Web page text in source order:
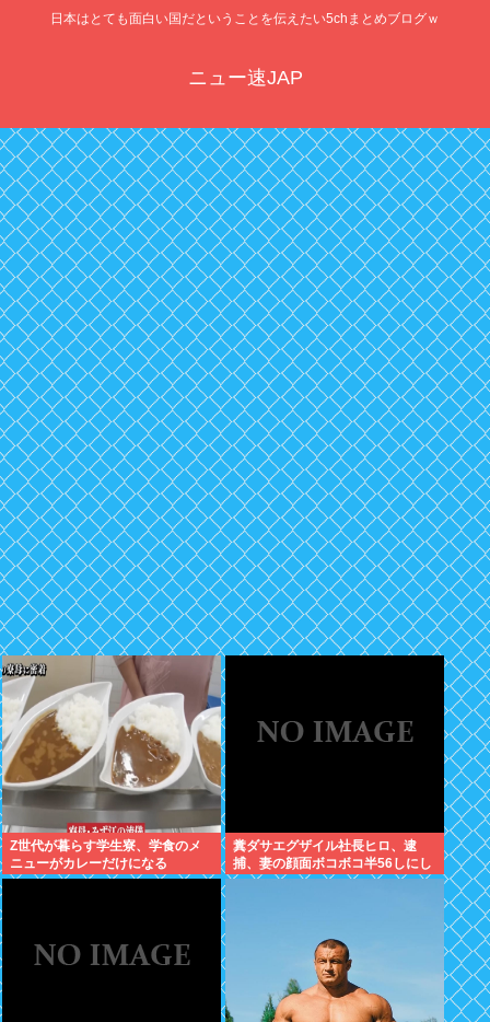
日本はとても面白い国だということを伝えたい5chまとめブログｗ
ニュー速JAP
Z世代が暮らす学生寮、学食のメ
ニューがカレーだけになる
糞ダサエグザイル社長ヒロ、逮
捕、妻の顔面ボコボコ半56しにし
た。